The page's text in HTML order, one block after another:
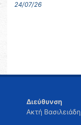
24/07/26
Διεύθυνση
Ακτή